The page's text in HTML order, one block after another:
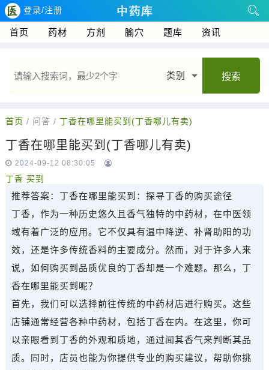
登录/注册
首页 药材 方剂 腧穴 题库 资讯
类别 搜索
首页 / 问答 / 丁香在哪里能买到(丁香哪儿有卖)
丁香在哪里能买到(丁香哪儿有卖)
2024-09-12 08:30:05
丁香 买到
推荐答案： 丁香在哪里能买到：探寻丁香的购买途径
丁香，作为一种历史悠久且香气独特的中药材，在中医领
域有着广泛的应用。它不仅具有温中降逆、补肾助阳的功
效，还是许多传统香料的主要成分。然而，对于许多人来
说，如何购买到品质优良的丁香却是一个难题。那么，丁
香在哪里能买到呢？
首先，我们可以选择前往传统的中药材店进行购买。这些
店铺通常经营各种中药材，包括丁香在内。在这里，你可
以亲眼看到丁香的外观和质地，通过闻其香气来判断其品
质。同时，店员也能为你提供专业的购买建议，帮助你挑